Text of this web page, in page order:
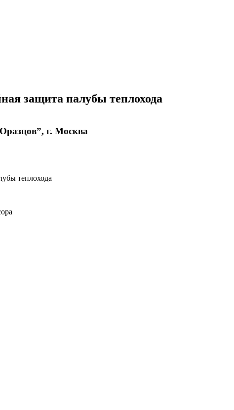
защита палубы теплохода
г. Москва
теплохода